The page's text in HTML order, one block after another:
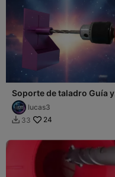
Soporte de taladro Guía y
Colector de polvillo
lucas3
 33 24